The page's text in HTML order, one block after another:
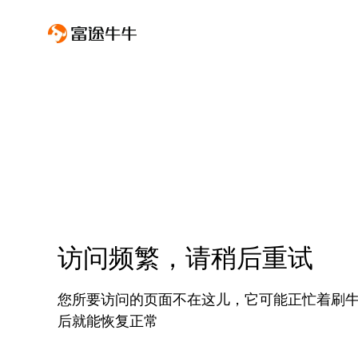
访问频繁，请稍后重试
您所要访问的页面不在这儿，它可能正忙着刷
后就能恢复正常